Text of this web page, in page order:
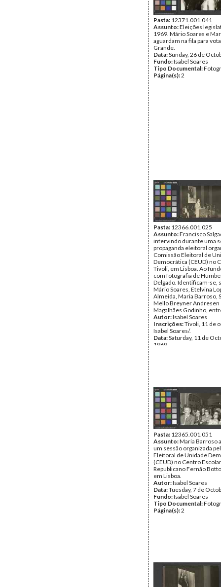
Pasta: 12371.001.041
Assunto:Eleições
1969. Mário Soares e
aguardam na fila para
Grande.
Data:Sunday, 26 de
Fundo:Isabel Soares
Tipo Documental:
Página(s):2
Pasta: 12366.001.025
Assunto:Francisco
intervindo durante uma
propaganda eleitoral
Comissão Eleitoral de
Democrática (CEUD) no
Tivoli, em Lisboa. Ao
com fotografia de
Delgado. Identificam-se,
Mário Soares, Etelvina
Almeida, Maria Barroso,
Mello Breyner Andresen
Magalhães Godinho,
Autor:Isabel Soares
Inscrições:Tivoli, 11 de
Isabel Soares/.
Data:Saturday, 11 de
1969
Pasta: 12365.001.051
Assunto:Maria Barroso
um sessão organizada
Eleitoral de Unidade
(CEUD) no Centro Escolar
Republicano Fernão
em Lisboa.
Autor:Isabel Soares
Data:Tuesday, 7 de
Fundo:Isabel Soares
Tipo Documental:
Página(s):2